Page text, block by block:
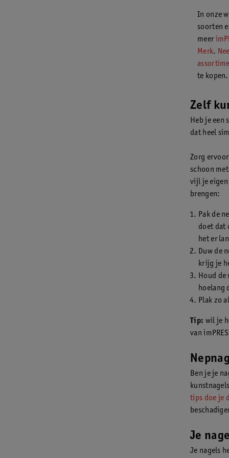
In onze
soorten
meer
Merk.
te kopen.
Zelf
Heb je een
dat heel
Zorg
schoon
vijl je eigen
brengen:
Pak de
doet dat
het er
Duw de
krijg je
Houd
hoelang
Plak zo
Tip: wil je
van
Ben je je
tips doe je
Je
Je nagels